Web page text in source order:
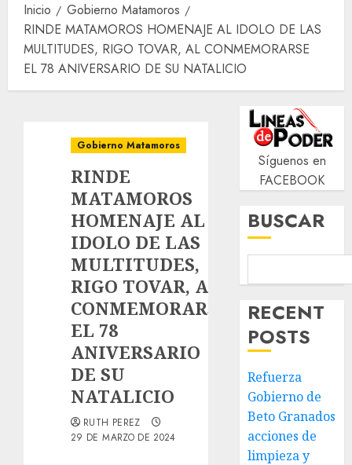
Inicio
Gobierno Matamoros
RINDE MATAMOROS HOMENAJE AL IDOLO DE LAS
MULTITUDES, RIGO TOVAR, AL CONMEMORARSE
EL 78 ANIVERSARIO DE SU NATALICIO
Gobierno Matamoros
RINDE
MATAMOROS
HOMENAJE AL
IDOLO DE LAS
MULTITUDES,
RIGO TOVAR, AL
CONMEMORARSE
EL 78
ANIVERSARIO
DE SU
NATALICIO
RUTH PEREZ
29 DE MARZO DE 2024
Síguenos en
FACEBOOK
BUSCAR
RECENT
POSTS
Refuerza
Gobierno de
Beto Granados
acciones de
limpieza y